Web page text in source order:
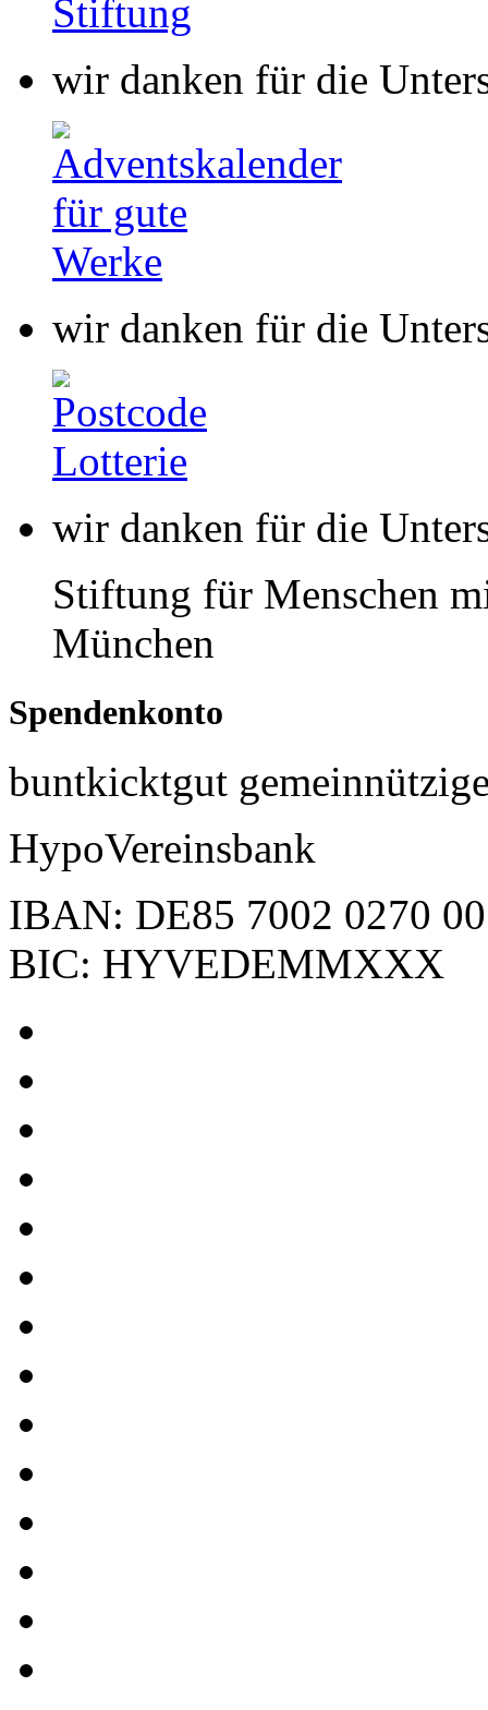
wir danken für die
wir danken für die
wir danken für die
Stiftung für Menschen
München
Spendenkonto
buntkicktgut
HypoVereinsbank
IBAN: DE85 7002 0270
BIC: HYVEDEMMXXX